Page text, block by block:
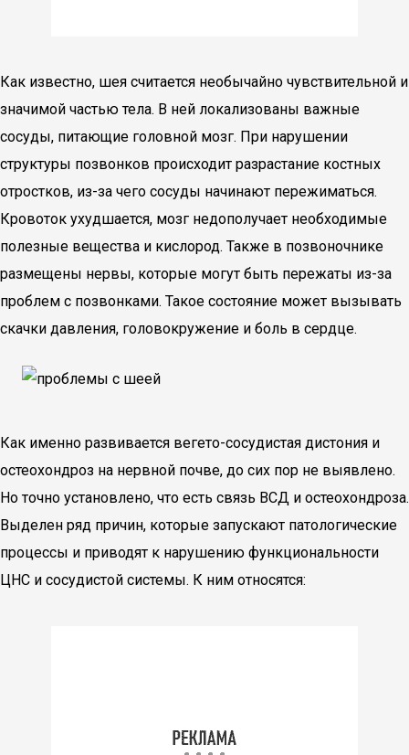
Как известно, шея считается необычайно чувствительной и
значимой частью тела. В ней локализованы важные
сосуды, питающие головной мозг. При нарушении
структуры позвонков происходит разрастание костных
отростков, из-за чего сосуды начинают пережиматься.
Кровоток ухудшается, мозг недополучает необходимые
полезные вещества и кислород. Также в позвоночнике
размещены нервы, которые могут быть пережаты из-за
проблем с позвонками. Такое состояние может вызывать
скачки давления, головокружение и боль в сердце.
Как именно развивается вегето-сосудистая дистония и
остеохондроз на нервной почве, до сих пор не выявлено.
Но точно установлено, что есть связь ВСД и остеохондроза.
Выделен ряд причин, которые запускают патологические
процессы и приводят к нарушению функциональности
ЦНС и сосудистой системы. К ним относятся: